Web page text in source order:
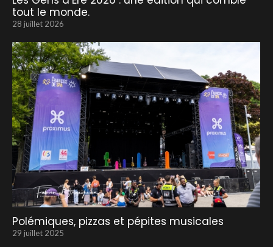
tout le monde.
28 juillet 2026
Polémiques, pizzas et pépites musicales
29 juillet 2025